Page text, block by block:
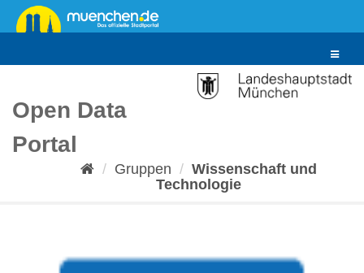
Überspringen
zum
Toggle
Open Data
Portal
Gruppen
Wissenschaft und
Technologie